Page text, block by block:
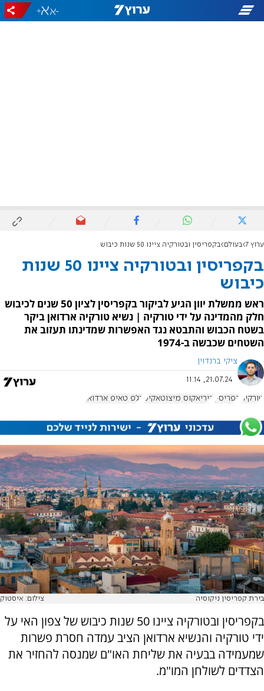
-
+
ערוץ 7 בעולם בקפריסין ובטורקיה ציינו 50 שנות כיבוש
בקפריסין ובטורקיה ציינו 50 שנות
כיבוש
ראש ממשלת יוון הגיע לביקור בקפריסין לציון 50 שנים לכיבוש
חלק מהמדינה על ידי טורקיה | נשיא טורקיה ארדואן ביקר
בשטח הכבוש והתבטא נגד האפשרות שמדינתו תעזוב את
השטחים שכבשה ב-1974
ציקי ברנדוין
21.07.24, 11:14
טורקיה קפריסין קיריאקוס מיצוטאקיס רג'פ טאיפ ארדואן
בירת קפריסין ניקוסיה צילום: איסטוק
בקפריסין ובטורקיה ציינו 50 שנות כיבוש של צפון האי על
ידי טורקיה והנשיא ארדואן הציב עמדה חסרת פשרות
שמעמידה בבעיה את שליחת האו"ם שמנסה להחזיר את
הצדדים לשולחן המו"מ.